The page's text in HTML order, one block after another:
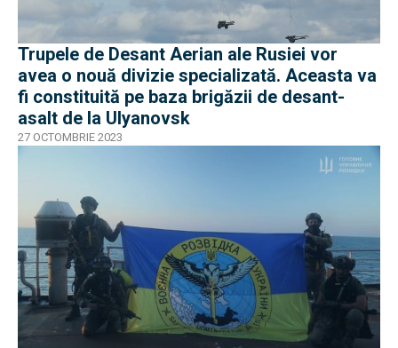
Trupele de Desant Aerian ale Rusiei vor
avea o nouă divizie specializată. Aceasta va
fi constituită pe baza brigăzii de desant-
asalt de la Ulyanovsk
27 OCTOMBRIE 2023